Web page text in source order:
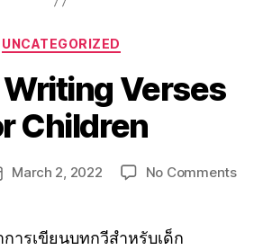
UNCATEGORIZED
Verses
Children
March 2, 2022 No Comments
ารเขียนบทกวีสำหรับเด็ก